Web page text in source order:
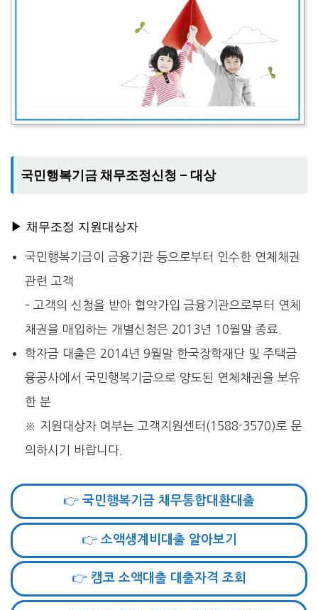
국민행복기금 채무조정신청 – 대상
▶ 채무조정 지원대상자
국민행복기금이 금융기관 등으로부터 인수한 연체채권
관련 고객
– 고객의 신청을 받아 협약가입 금융기관으로부터 연체
채권을 매입하는 개별신청은 2013년 10월말 종료.
학자금 대출은 2014년 9월말 한국장학재단 및 주택금
융공사에서 국민행복기금으로 양도된 연체채권을 보유
한 분
※ 지원대상자 여부는 고객지원센터(1588-3570)로 문
의하시기 바랍니다.
👉 국민행복기금 채무통합대환대출
👉 소액생계비대출 알아보기
👉 캠코 소액대출 대출자격 조회